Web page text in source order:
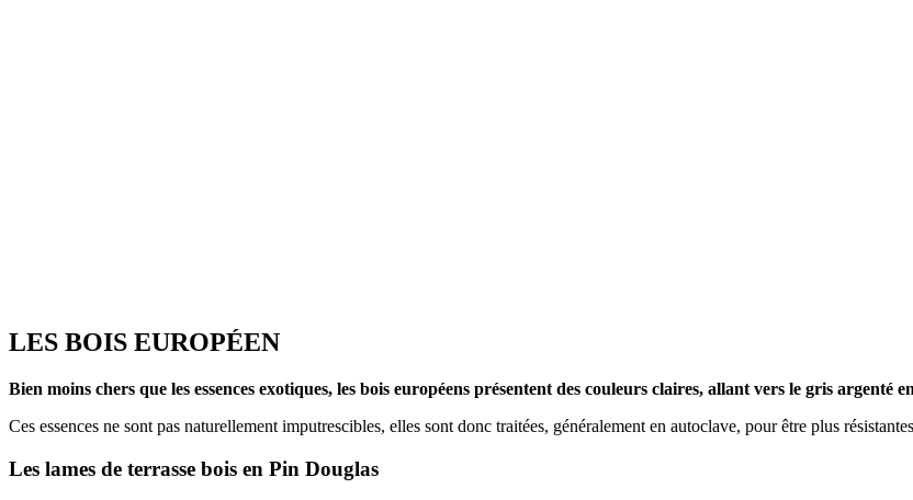
LES BOIS EUROPÉEN
Bien moins chers que les essences exotiques, les bois européens présentent des couleurs claires, allant vers le gris argenté
Ces essences ne sont pas naturellement imputrescibles, elles sont donc traitées, généralement en autoclave, pour être plus
Les lames de terrasse bois en Pin Douglas